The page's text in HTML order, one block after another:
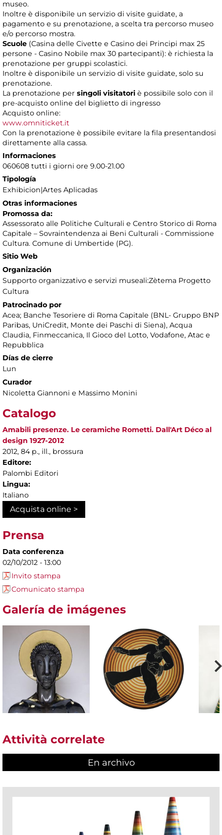
museo.
Inoltre è disponibile un servizio di visite guidate, a
pagamento e su prenotazione, a scelta tra percorso museo
e/o percorso mostra.
Scuole (Casina delle Civette e Casino dei Principi max 25
persone - Casino Nobile max 30 partecipanti): è richiesta la
prenotazione per gruppi scolastici.
Inoltre è disponibile un servizio di visite guidate, solo su
prenotazione.
La prenotazione per singoli visitatori è possibile solo con il
pre-acquisto online del biglietto di ingresso
Acquisto online:
www.omniticket.it
Con la prenotazione è possibile evitare la fila presentandosi
direttamente alla cassa.
Informaciones
060608 tutti i giorni ore 9.00-21.00
Tipología
Exhibicion|Artes Aplicadas
Otras informaciones
Promossa da:
Assessorato alle Politiche Culturali e Centro Storico di Roma
Capitale – Sovraintendenza ai Beni Culturali - Commissione
Cultura. Comune di Umbertide (PG).
Sitio Web
Organización
Supporto organizzativo e servizi museali:Zètema Progetto
Cultura
Patrocinado por
Acea; Banche Tesoriere di Roma Capitale (BNL- Gruppo BNP
Paribas, UniCredit, Monte dei Paschi di Siena), Acqua
Claudia, Finmeccanica, Il Gioco del Lotto, Vodafone, Atac e
Repubblica
Días de cierre
Lun
Curador
Nicoletta Giannoni e Massimo Monini
Catalogo
Amabili presenze. Le ceramiche Rometti. Dall'Art Déco al
design 1927-2012
2012, 84 p., ill., brossura
Editore:
Palombi Editori
Lingua:
Italiano
Acquista online >
Prensa
Data conferenza
02/10/2012 - 13:00
Invito stampa
Comunicato stampa
Galería de imágenes
Attività correlate
En archivo